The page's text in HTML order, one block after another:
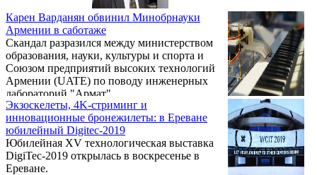
Карен Варданян обвинил Минобрнауки
Армении в саботаже
Скандал разразился между министерством
образования, науки, культуры и спорта и
Союзом предприятий высоких технологий
Армении (UATE) по поводу инженерных
лабораторий "Армат".
Экзоскелеты, 4K-стриминг и
инновационные бронежилеты: в Ереване
юбилейный Digitec-2019
Юбилейная XV технологическая выставка
DigiTec-2019 открылась в воскресенье в
Ереване.